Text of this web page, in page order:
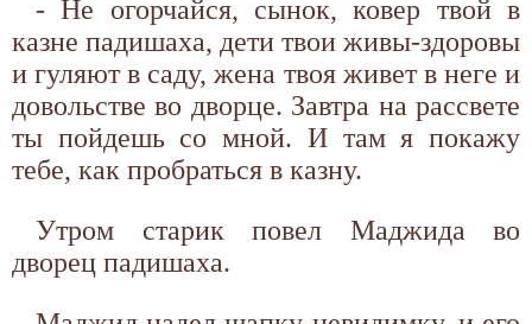
- Не огорчайся, сынок, ковер твой в
казне падишаха, дети твои живы-здоровы
и гуляют в саду, жена твоя живет в неге и
довольстве во дворце. Завтра на рассвете
ты пойдешь со мной. И там я покажу
тебе, как пробраться в казну.
Утром старик повел Маджида во
дворец падишаха.